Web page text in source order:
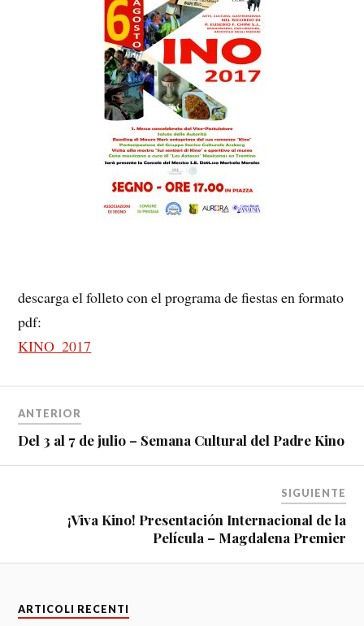
descarga el folleto con el programa de fiestas en formato
pdf:
KINO_2017
ANTERIOR
Del 3 al 7 de julio – Semana Cultural del Padre Kino
SIGUIENTE
¡Viva Kino! Presentación Internacional de la
Película – Magdalena Premier
ARTICOLI RECENTI